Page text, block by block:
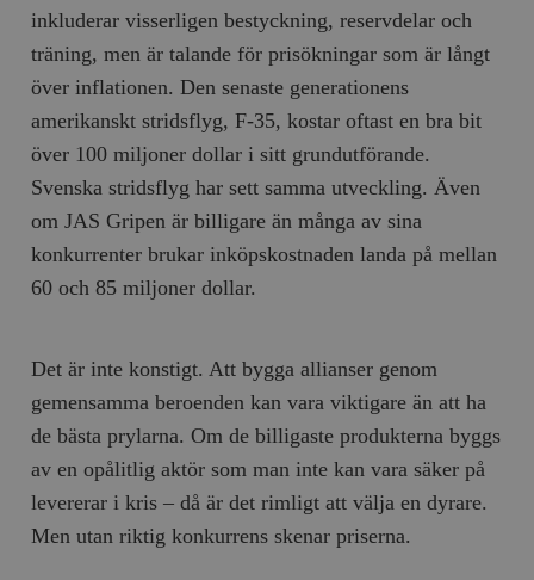
inkluderar visserligen bestyckning, reservdelar och
träning, men är talande för prisökningar som är långt
över inflationen. Den senaste generationens
amerikanskt stridsflyg, F-35, kostar oftast en bra bit
över 100 miljoner dollar i sitt grundutförande.
Svenska stridsflyg har sett samma utveckling. Även
om JAS Gripen är billigare än många av sina
konkurrenter brukar inköpskostnaden landa på mellan
60 och 85 miljoner dollar.
Det är inte konstigt. Att bygga allianser genom
gemensamma beroenden kan vara viktigare än att ha
de bästa prylarna. Om de billigaste produkterna byggs
av en opålitlig aktör som man inte kan vara säker på
levererar i kris – då är det rimligt att välja en dyrare.
Men utan riktig konkurrens skenar priserna.